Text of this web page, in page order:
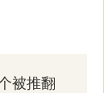
被推翻